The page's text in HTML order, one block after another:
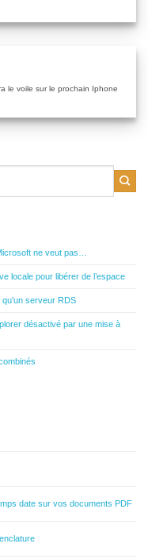
le voile sur le prochain Iphone
ne veut pas…
locale pour libérer de l’espace
serveur RDS
désactivé par une mise à
date sur vos documents PDF